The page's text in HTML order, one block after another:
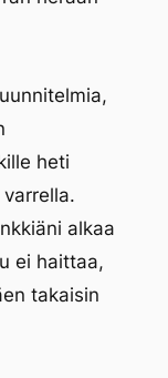
heti
alkaa
ei haittaa,
takaisin